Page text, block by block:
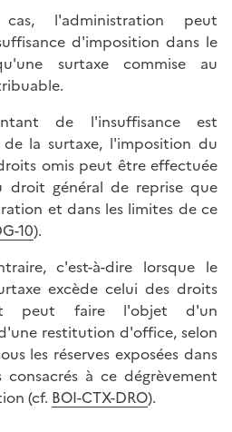
l'administration peut
d'imposition dans le
surtaxe commise au
de l'insuffisance est
la surtaxe, l'imposition du
omis peut être effectuée
droit général de reprise que
et dans les limites de ce
10).
c'est-à-dire lorsque le
excède celui des droits
peut faire l'objet d'un
restitution d'office, selon
les réserves exposées dans
consacrés à ce dégrèvement
(cf. BOI-CTX-DRO).